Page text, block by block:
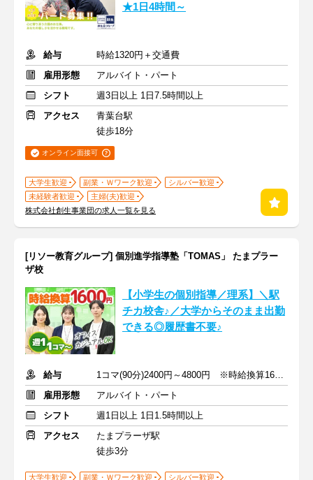
★1日4時間～
給与
時給1320円＋交通費
雇用形態
アルバイト・パート
シフト
週3日以上 1日7.5時間以上
アクセス
青葉台駅
徒歩18分
オンライン面接可
大学生歓迎 副業・Ｗワーク歓迎
シルバー歓迎
未経験者歓迎
主婦(夫)歓迎
株式会社創生事業団の求人一覧を見る
[リソー教育グループ] 個別進学指導塾「TOMAS」 たまプラー
ザ校
【小学生の個別指導／理系】＼駅
チカ校舎♪／大学からそのまま出勤
できる◎履歴書不要♪
給与
1コマ(90分)2400円～4800円 ※時給換算1600円～3200円
雇用形態
アルバイト・パート
シフト
週1日以上 1日1.5時間以上
アクセス
たまプラーザ駅
徒歩3分
大学生歓迎 副業・Ｗワーク歓迎 シルバー歓迎